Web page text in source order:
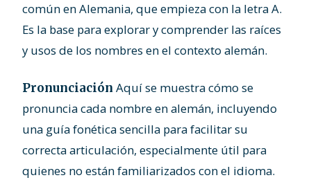
común en Alemania, que empieza con la letra A.
Es la base para explorar y comprender las raíces
y usos de los nombres en el contexto alemán.
Pronunciación Aquí se muestra cómo se
pronuncia cada nombre en alemán, incluyendo
una guía fonética sencilla para facilitar su
correcta articulación, especialmente útil para
quienes no están familiarizados con el idioma.